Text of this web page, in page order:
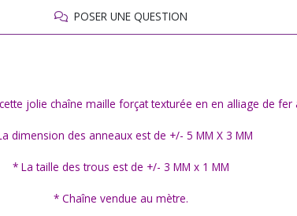
POSER UNE QUESTION
jolie chaîne maille forçat texturée en en alliage de fer
dimension des anneaux est de +/- 5 MM X 3 MM
* La taille des trous est de +/- 3 MM x 1 MM
* Chaîne vendue au mètre.